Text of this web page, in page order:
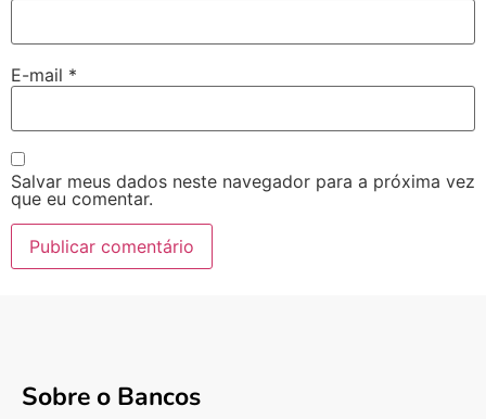
E-mail *
Salvar meus dados neste navegador para a próxima vez
que eu comentar.
Sobre o Bancos